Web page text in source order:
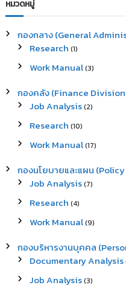
c
f
หมวดหมู่
กองกลาง (General
Research (1)
Work Manual(3)
กองคลัง (Finance
Job Analysis(2)
Research (10)
Work Manual(17)
กองนโยบายและแผน
Job Analysis(7)
Research (4)
Work Manual(9)
กองบริหารงานบุคคล
Documentary Analysis
Job Analysis(3)